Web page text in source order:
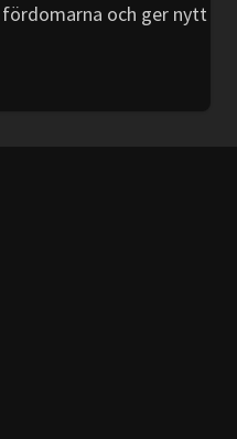
och ger nytt